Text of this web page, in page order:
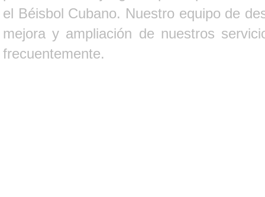
el Béisbol Cubano. Nuestro equipo de
mejora y ampliación de nuestros
frecuentemente.